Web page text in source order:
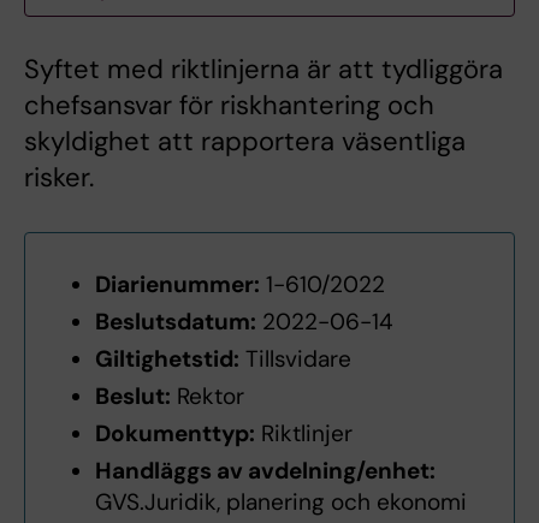
Syftet med riktlinjerna är att tydliggöra
chefsansvar för riskhantering och
skyldighet att rapportera väsentliga
risker.
Diarienummer: 1-610/2022
Beslutsdatum: 2022-06-14
Giltighetstid: Tillsvidare
Beslut: Rektor
Dokumenttyp: Riktlinjer
Handläggs av avdelning/enhet:
GVS.Juridik, planering och ekonomi